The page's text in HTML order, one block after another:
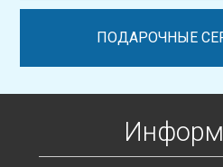
ПОДАРОЧНЫЕ